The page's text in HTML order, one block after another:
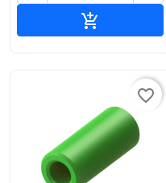

favorite_border